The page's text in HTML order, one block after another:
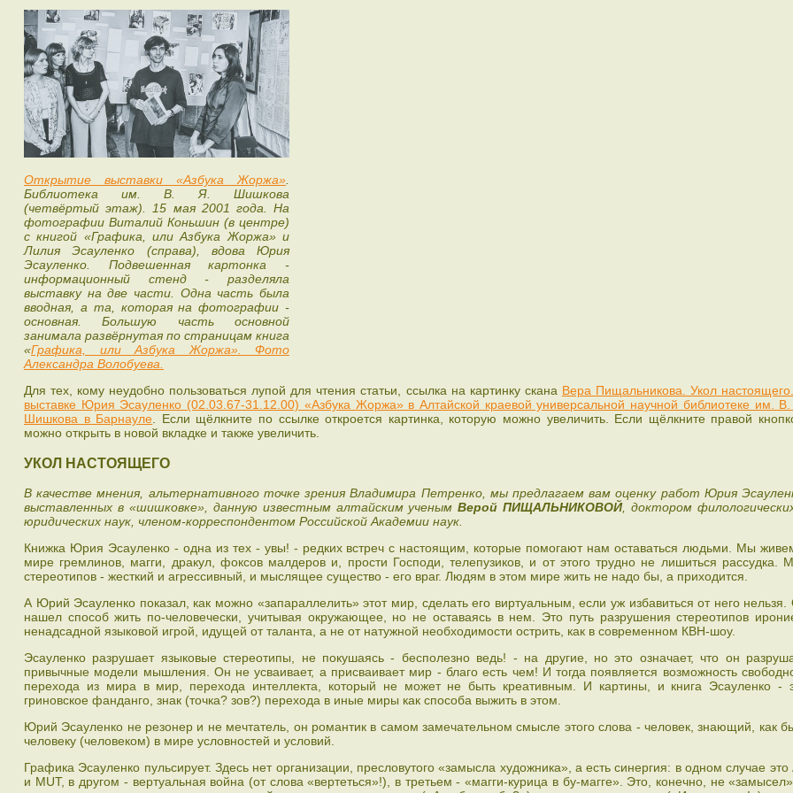
Открытие выставки «Азбука Жоржа».
Библиотека им. В. Я. Шишкова
(четвёртый этаж). 15 мая 2001 года. На
фотографии Виталий Коньшин (в центре)
с книгой «Графика, или Азбука Жоржа» и
Лилия Эсауленко (справа), вдова Юрия
Эсауленко. Подвешенная картонка -
информационный стенд - разделяла
выставку на две части. Одна часть была
вводная, а та, которая на фотографии -
основная. Большую часть основной
занимала развёрнутая по страницам книга
«Графика, или Азбука Жоржа». Фото
Александра Волобуева.
Для тех, кому неудобно пользоваться лупой для чтения статьи, ссылка на картинку скана Вера Пищальникова. Укол
выставке Юрия Эсауленко (02.03.67-31.12.00) «Азбука Жоржа» в Алтайской краевой универсальной научной библиотеке им.
Шишкова в Барнауле. Если щёлкните по ссылке откроется картинка, которую можно увеличить. Если щёлкните правой
можно открыть в новой вкладке и также увеличить.
УКОЛ НАСТОЯЩЕГО
В качестве мнения, альтернативного точке зрения Владимира Петренко, мы предлагаем вам оценку работ Юрия
выставленных в «шишковке», данную известным алтайским ученымВерой ПИЩАЛЬНИКОВОЙ, доктором
юридических наук, членом-корреспондентом Российской Академии наук.
Книжка Юрия Эсауленко - одна из тех - увы! - редких встреч с настоящим, которые помогают нам оставаться людьми. Мы
мире гремлинов, магги, дракул, фоксов малдеров и, прости Господи, телепузиков, и от этого трудно не лишиться рассудка.
стереотипов - жесткий и агрессивный, и мыслящее существо - его враг. Людям в этом мире жить не надо бы, а приходится.
А Юрий Эсауленко показал, как можно «запараллелить» этот мир, сделать его виртуальным, если уж избавиться от него
нашел способ жить по-человечески, учитывая окружающее, но не оставаясь в нем. Это путь разрушения стереотипов
ненадсадной языковой игрой, идущей от таланта, а не от натужной необходимости острить, как в современном КВН-шоу.
Эсауленко разрушает языковые стереотипы, не покушаясь - бесполезно ведь! - на другие, но это означает, что он
привычные модели мышления. Он не усваивает, а присваивает мир - благо есть чем! И тогда появляется возможность
перехода из мира в мир, перехода интеллекта, который не может не быть креативным. И картины, и книга Эсауленко -
гриновское фанданго, знак (точка? зов?) перехода в иные миры как способа выжить в этом.
Юрий Эсауленко не резонер и не мечтатель, он романтик в самом замечательном смысле этого слова - человек, знающий, как
человеку (человеком) в мире условностей и условий.
Графика Эсауленко пульсирует. Здесь нет организации, пресловутого «замысла художника», а есть синергия: в одном случае это
и MUT, в другом - вертуальная война (от слова «вертеться»!), в третьем - «магги-курица в бу-магге». Это, конечно, не